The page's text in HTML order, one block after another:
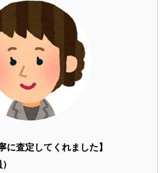
に査定してくれました】